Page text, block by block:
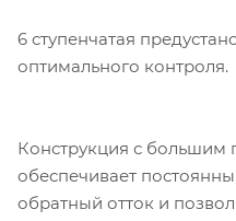
6 ступенчатая
оптимального контроля.
Конструкция с
обеспечивает
обратный отток и